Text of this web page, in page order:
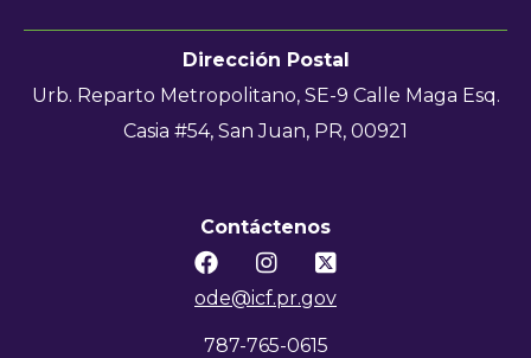
Dirección Postal
Urb. Reparto Metropolitano, SE-9 Calle Maga Esq.
Casia #54, San Juan, PR, 00921
Contáctenos
  
ode@icf.pr.gov
787-765-0615